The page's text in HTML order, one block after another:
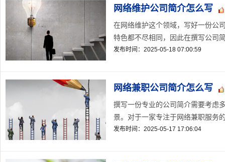
网络维护公司简介怎么写
在网络维护这个领域，写好一份公
特色都不尽相同，因此在撰写公司
发布时间：2025-05-18 07:00:59
网络兼职公司简介怎么写
撰写一份专业的公司简介需要考虑
景。对于一家专注于网络兼职服务
发布时间：2025-05-17 17:06:04